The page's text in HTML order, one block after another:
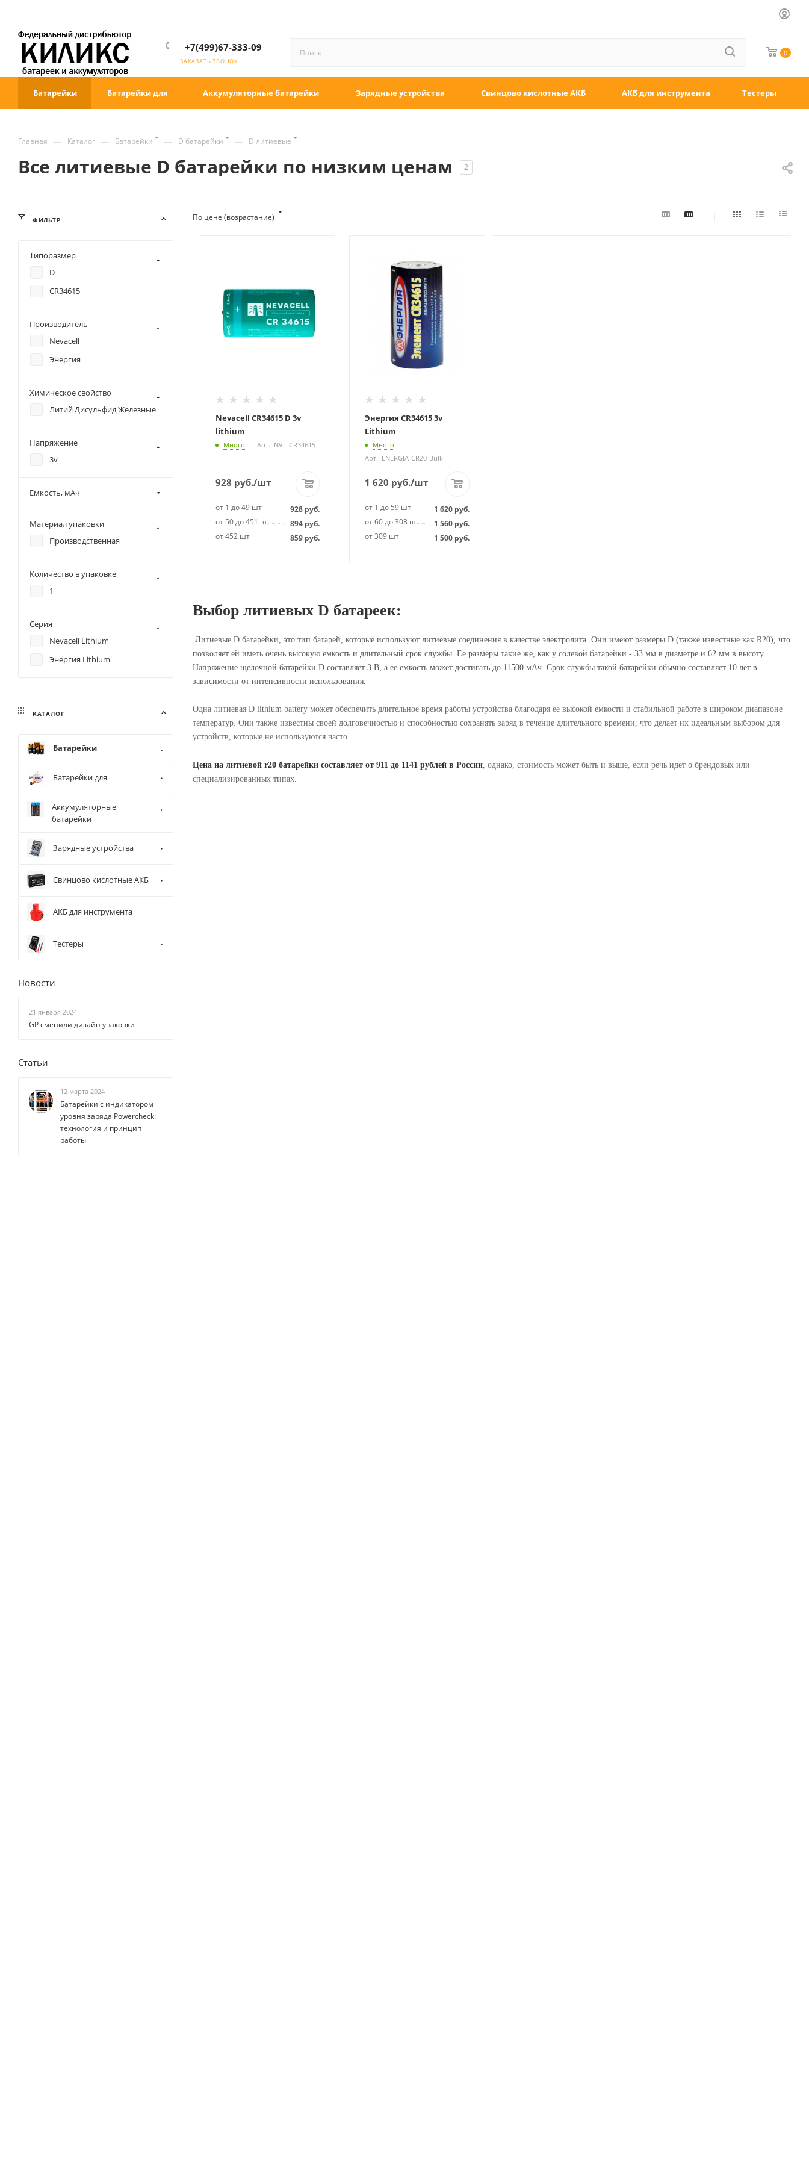
+7(499)67-333-09
ЗАКАЗАТЬ ЗВОНОК
0
Батарейки Батарейки для Аккумуляторные батарейки Зарядные устройства Свинцово кислотные АКБ АКБ для инструмента Тестеры
Главная — Каталог — Батарейки — D батарейки — D литиевые
Все литиевые D батарейки по низким ценам 2
По цене (возрастание)
Nevacell CR34615 D 3v
lithium
Много Арт.: NVL-CR34615
928 руб./шт
от 1 до 49 шт 928 руб.
от 50 до 451 шт
894 руб.
от 452 шт
859 руб.
Энергия CR34615 3v
Lithium
Много
Арт.: ENERGIA-CR20-Bulk
1 620 руб./шт
от 1 до 59 шт 1 620руб.
от 60 до 308 шт
1 560руб.
от 309 шт
1 500руб.
Выбор литиевых D батареек:
Литиевые D батарейки, это тип батарей, которые используют литиевые соединения в качестве электролита. Они имеют размеры D (также известные как R20), что
позволяет ей иметь очень высокую емкость и длительный срок службы. Ее размеры такие же, как у солевой батарейки - 33 мм в диаметре и 62 мм в высоту.
Напряжение щелочной батарейки D составляет 3 В, а ее емкость может достигать до 11500 мАч. Срок службы такой батарейки обычно составляет 10 лет в
зависимости от интенсивности использования.
Одна литиевая D lithium battery может обеспечить длительное время работы устройства благодаря ее высокой емкости и стабильной работе в широком диапазоне
температур. Они также известны своей долговечностью и способностью сохранять заряд в течение длительного времени, что делает их идеальным выбором для
устройств, которые не используются часто
Цена на литиевой r20 батарейки составляет от 911 до 1141 рублей в России , однако, стоимость может быть и выше, если речь идет о брендовых или
специализированных типах.
ФИЛЬТР
Типоразмер
D
СR34615
Производитель
Nevacell
Энергия
Химическое свойство
Литий Дисульфид Железные
Напряжение
3v
Емкость, мАч
Материал упаковки
Производственная
Количество в упаковке
1
Серия
Nevacell Lithium
Энергия Lithium
КАТАЛОГ
Батарейки
Батарейки для
Аккумуляторные
батарейки
Зарядные устройства
Свинцово кислотные АКБ
АКБ для инструмента
Тестеры
Новости
21 января 2024
GP сменили дизайн упаковки
Статьи
12 марта 2024
Батарейки с индикатором
уровня заряда Powercheck:
технология и принцип
работы